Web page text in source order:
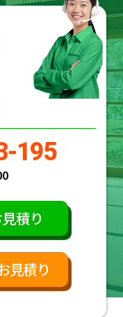
195
積り
見積り